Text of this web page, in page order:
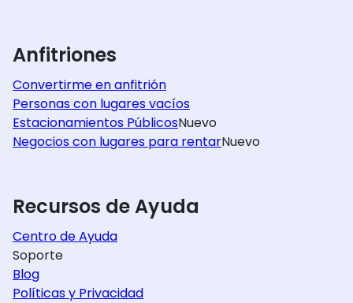
Anfitriones
Convertirme en anfitrión
Personas con lugares vacíos
Estacionamientos PúblicosNuevo
Negocios con lugares para rentarNuevo
Recursos de Ayuda
Centro de Ayuda
Soporte
Blog
Políticas y Privacidad